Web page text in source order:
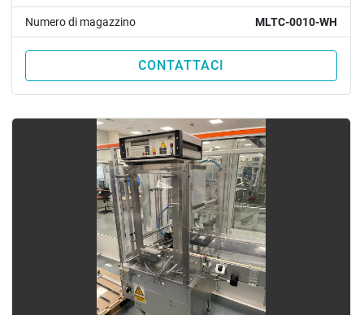
Numero di magazzino MLTC-0010-WH
CONTATTACI